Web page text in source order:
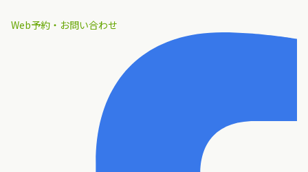
Web予約・お問い合わせ